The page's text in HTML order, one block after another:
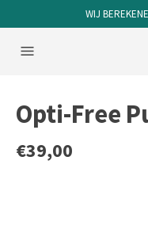
WIJ
Opti-Free
€39,00